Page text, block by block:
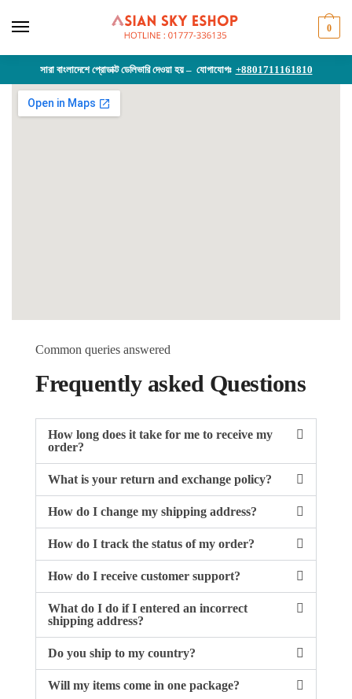
0
সারা বাংলাদেশে প্রোডাক্ট ডেলিভারি দেওয়া হয় – যোগাযোগঃ +8801711161810
Common queries answered
Frequently asked Questions
How long does it take for me to receive my
order?
What is your return and exchange policy?
How do I change my shipping address?
How do I track the status of my order?
How do I receive customer support?
What do I do if I entered an incorrect
shipping address?
Do you ship to my country?
Will my items come in one package?